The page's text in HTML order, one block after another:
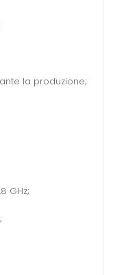
la produzione;
GHz;